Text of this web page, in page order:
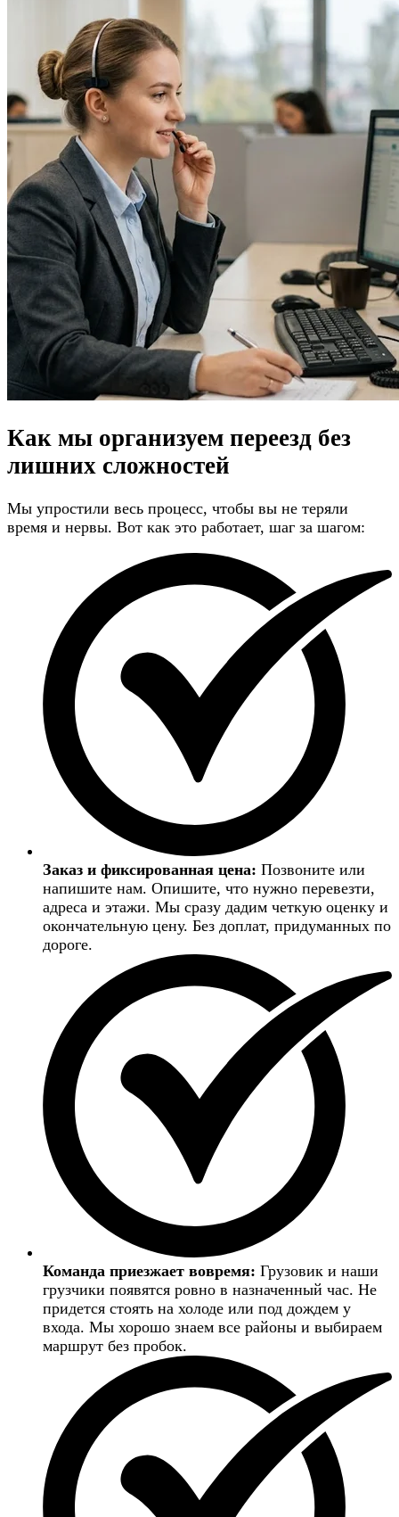
Как мы организуем переезд без
лишних сложностей
Мы упростили весь процесс, чтобы вы не теряли
время и нервы. Вот как это работает, шаг за шагом:
Заказ и фиксированная цена: Позвоните или
напишите нам. Опишите, что нужно перевезти,
адреса и этажи. Мы сразу дадим четкую оценку и
окончательную цену. Без доплат, придуманных по
дороге.
Команда приезжает вовремя: Грузовик и наши
грузчики появятся ровно в назначенный час. Не
придется стоять на холоде или под дождем у
входа. Мы хорошо знаем все районы и выбираем
маршрут без пробок.